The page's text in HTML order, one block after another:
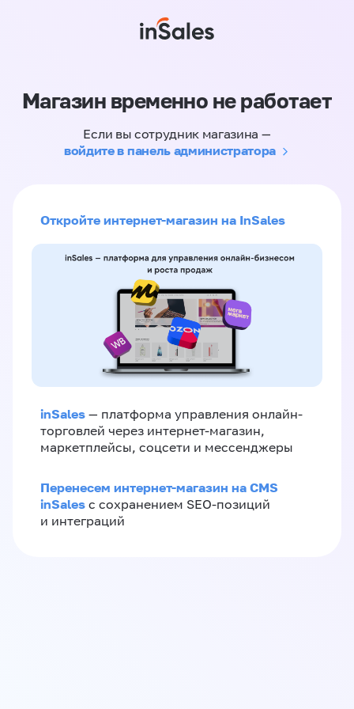
Магазин временно не работает
Если вы сотрудник магазина —
войдите в панель администратора
Откройте интернет-магазин на InSales
inSales — платформа управления онлайн-
торговлей через интернет-магазин,
маркетплейсы, соцсети и мессенджеры
Перенесем интернет-магазин на CMS
inSales с сохранением SEO-позиций
и интеграций